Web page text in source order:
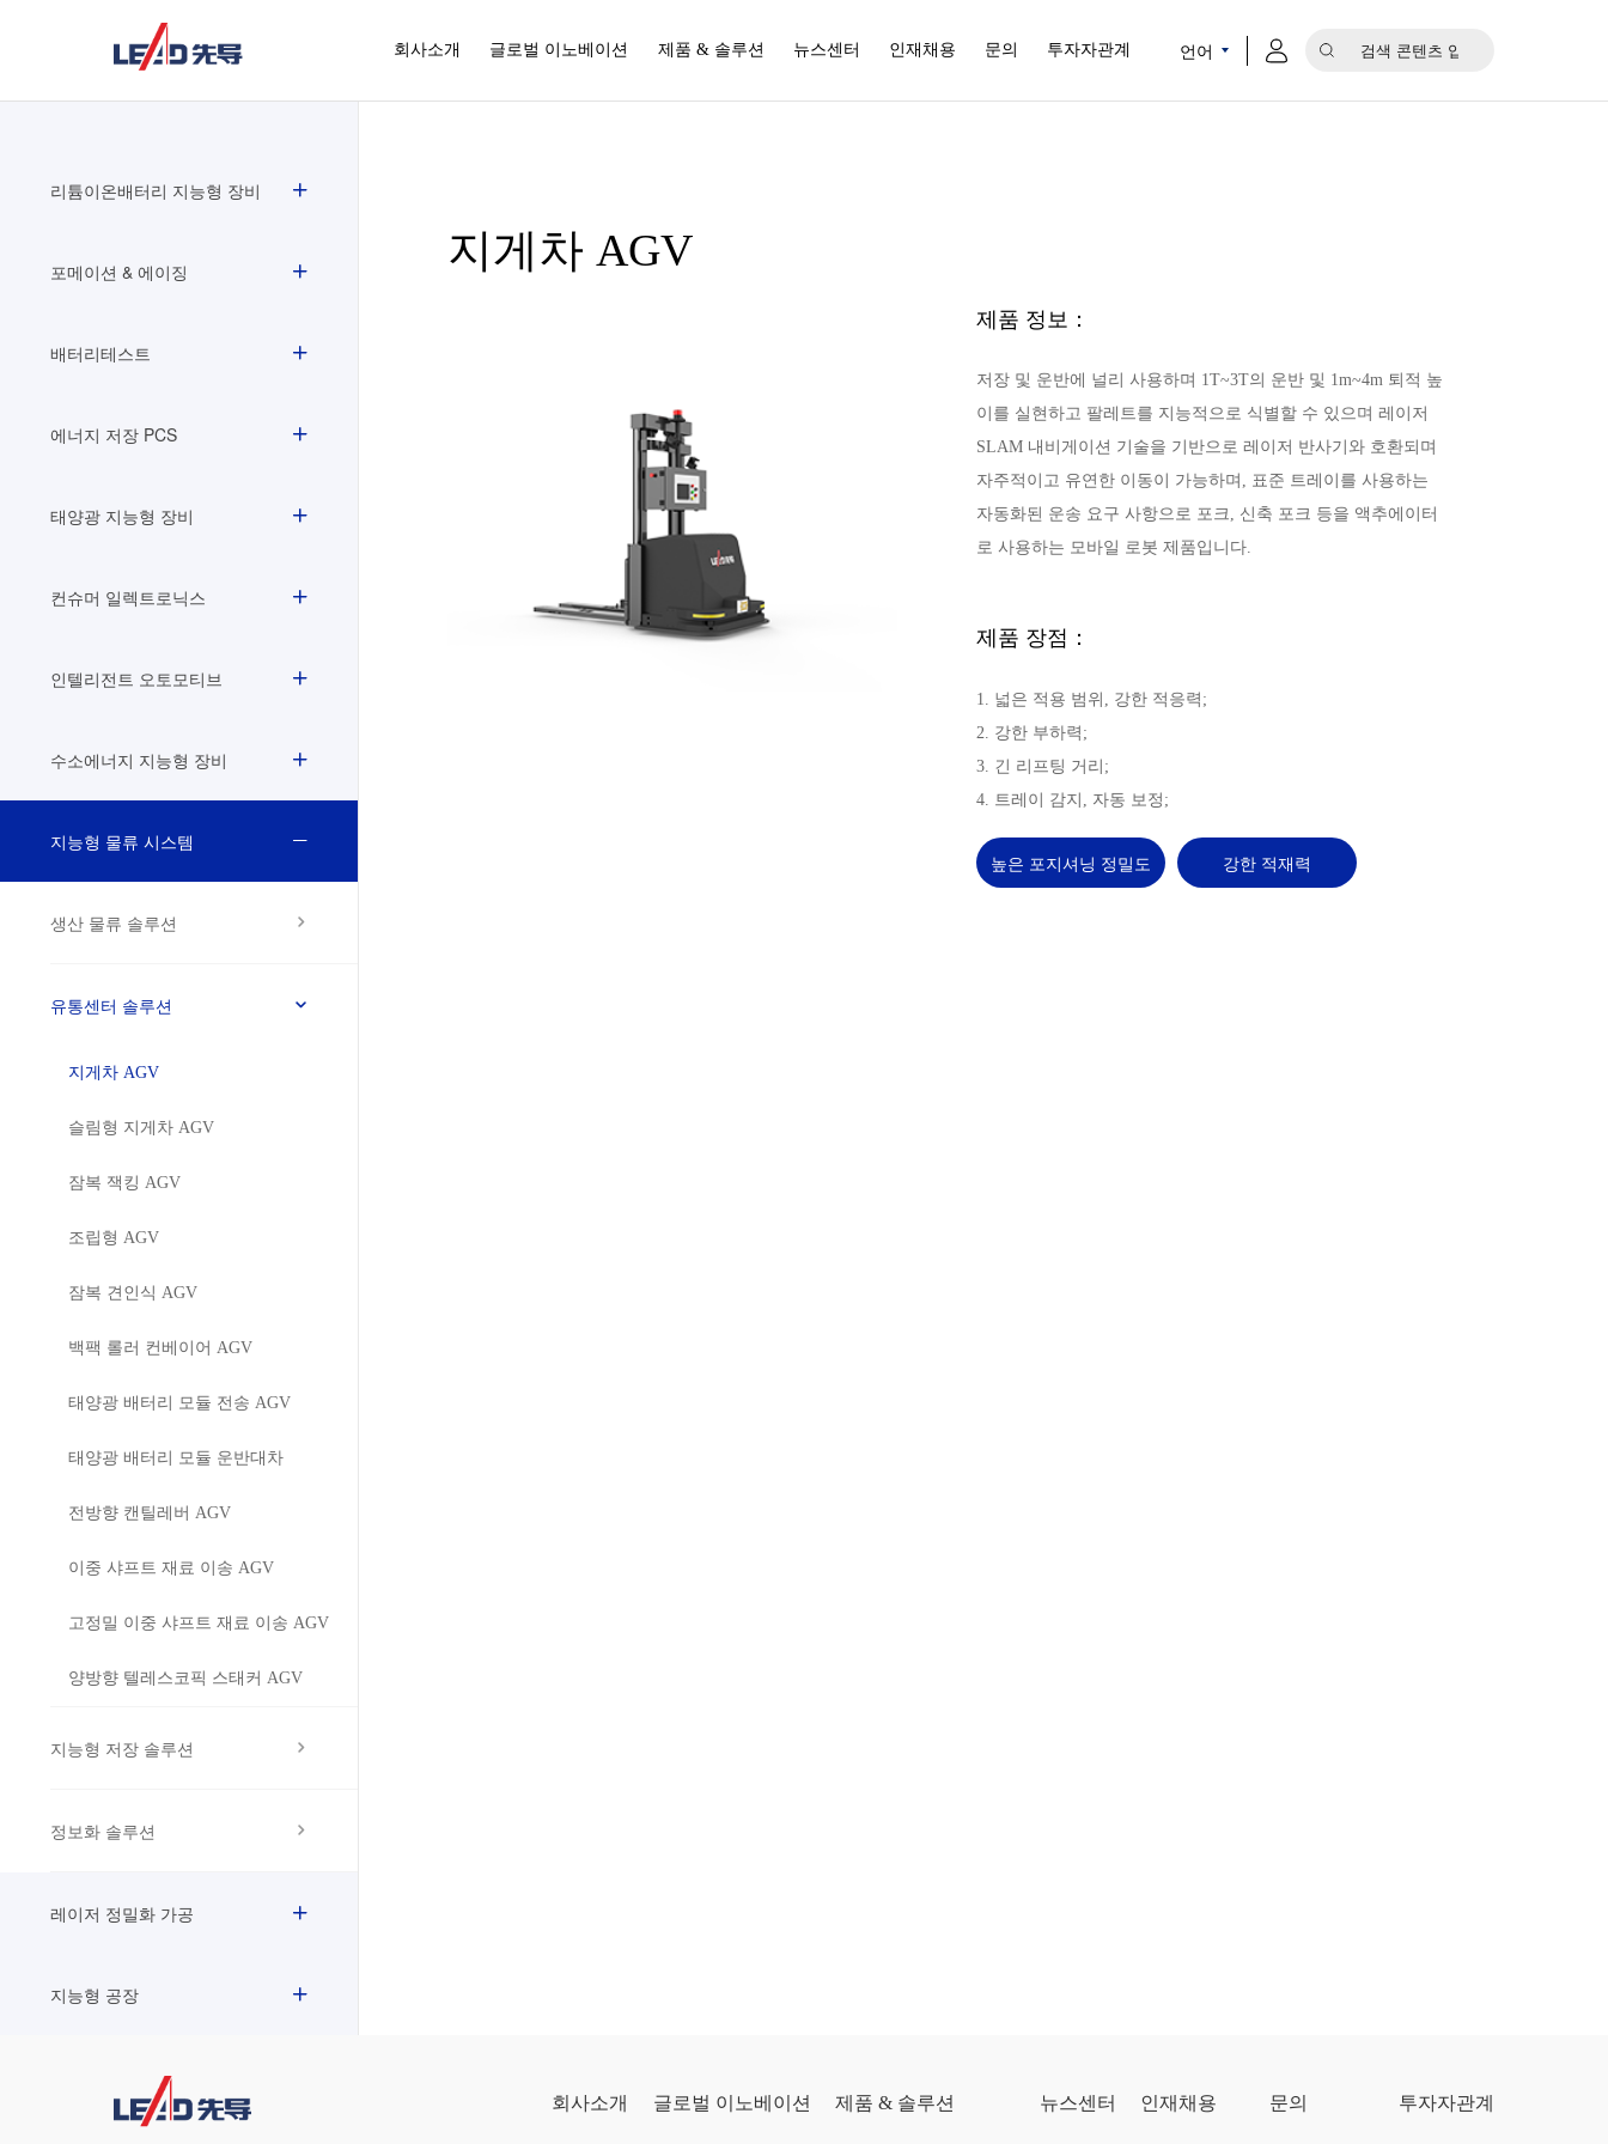
회사소개 글로벌 이노베이션 제품 & 솔루션 뉴스센터 인재채용 문의 투자자관계 언어
리튬이온배터리 지능형 장비
포메이션 & 에이징
배터리테스트
에너지 저장 PCS
태양광 지능형 장비
컨슈머 일렉트로닉스
인텔리전트 오토모티브
수소에너지 지능형 장비
지능형 물류 시스템
생산 물류 솔루션
유통센터 솔루션
지게차 AGV
슬림형 지게차 AGV
잠복 잭킹 AGV
조립형 AGV
잠복 견인식 AGV
백팩 롤러 컨베이어 AGV
태양광 배터리 모듈 전송 AGV
태양광 배터리 모듈 운반대차
전방향 캔틸레버 AGV
이중 샤프트 재료 이송 AGV
고정밀 이중 샤프트 재료 이송 AGV
양방향 텔레스코픽 스태커 AGV
지능형 저장 솔루션
정보화 솔루션
레이저 정밀화 가공
지능형 공장
지게차 AGV
제품 정보：
저장 및 운반에 널리 사용하며 1T~3T의 운반 및 1m~4m 퇴적 높
이를 실현하고 팔레트를 지능적으로 식별할 수 있으며 레이저
SLAM 내비게이션 기술을 기반으로 레이저 반사기와 호환되며
자주적이고 유연한 이동이 가능하며, 표준 트레이를 사용하는
자동화된 운송 요구 사항으로 포크, 신축 포크 등을 액추에이터
로 사용하는 모바일 로봇 제품입니다.
제품 장점：
1. 넓은 적용 범위, 강한 적응력;
2. 강한 부하력;
3. 긴 리프팅 거리;
4. 트레이 감지, 자동 보정;
높은 포지셔닝 정밀도 강한 적재력
회사소개 글로벌 이노베이션 제품 & 솔루션 뉴스센터 인재채용 문의 투자자관계